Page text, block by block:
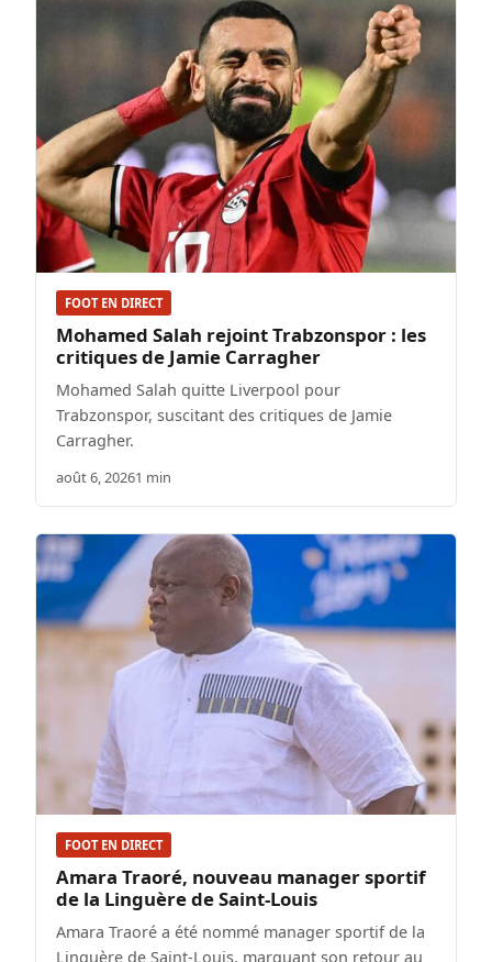
FOOT EN DIRECT
Mohamed Salah rejoint Trabzonspor : les
critiques de Jamie Carragher
Mohamed Salah quitte Liverpool pour
Trabzonspor, suscitant des critiques de Jamie
Carragher.
août 6, 20261 min
FOOT EN DIRECT
Amara Traoré, nouveau manager sportif
de la Linguère de Saint-Louis
Amara Traoré a été nommé manager sportif de la
Linguère de Saint-Louis, marquant son retour au